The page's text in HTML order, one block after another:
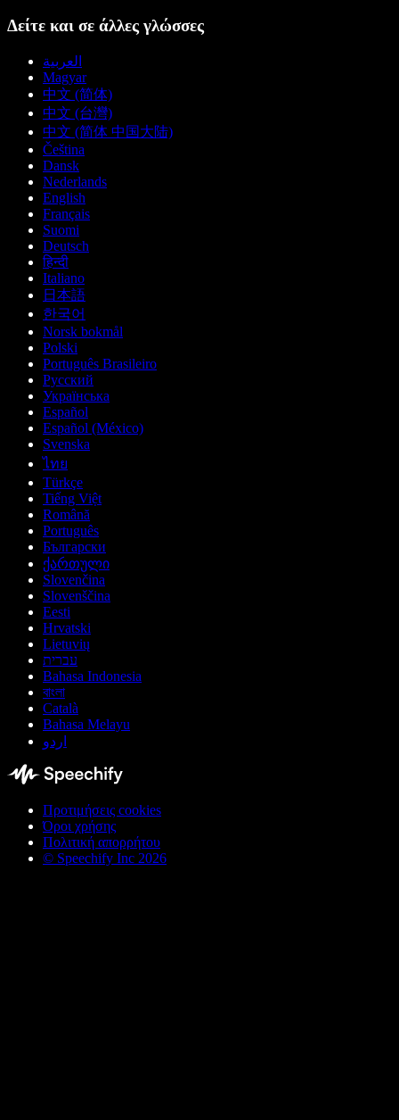
Δείτε και σε άλλες γλώσσες
العربية
Magyar
中文 (简体)
中文 (台灣)
中文 (简体 中国大陆)
Čeština
Dansk
Nederlands
English
Français
Suomi
Deutsch
हिन्दी
Italiano
日本語
한국어
Norsk bokmål
Polski
Português Brasileiro
Русский
Українська
Español
Español (México)
Svenska
ไทย
Türkçe
Tiếng Việt
Română
Português
Български
ქართული
Slovenčina
Slovenščina
Eesti
Hrvatski
Lietuvių
עברית
Bahasa Indonesia
বাংলা
Català
Bahasa Melayu
اردو
Προτιμήσεις cookies
Όροι χρήσης
Πολιτική απορρήτου
© Speechify Inc 2026